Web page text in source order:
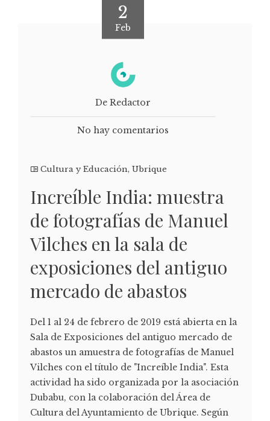
2
Feb
De Redactor
No hay comentarios
Cultura y Educación, Ubrique
Increíble India: muestra
de fotografías de Manuel
Vilches en la sala de
exposiciones del antiguo
mercado de abastos
Del 1 al 24 de febrero de 2019 está abierta en la
Sala de Exposiciones del antiguo mercado de
abastos un amuestra de fotografías de Manuel
Vilches con el título de "Increíble India". Esta
actividad ha sido organizada por la asociación
Dubabu, con la colaboración del Área de
Cultura del Ayuntamiento de Ubrique. Según